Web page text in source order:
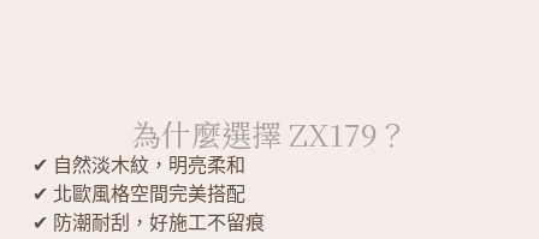
為什麼選擇 ZX179？
✔ 自然淡木紋，明亮柔和
✔ 北歐風格空間完美搭配
✔ 防潮耐刮，好施工不留痕